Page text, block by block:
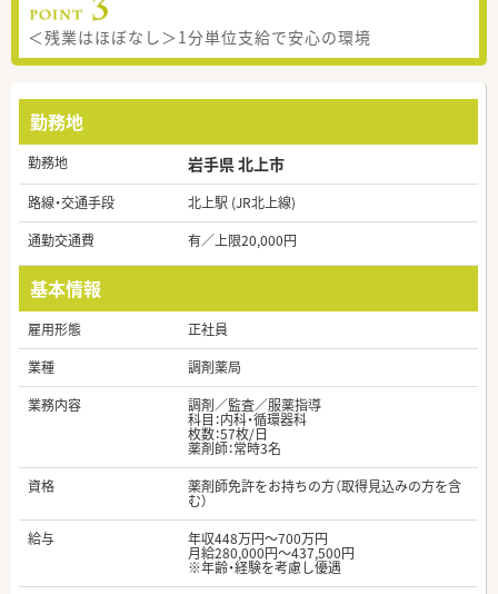
＜残業はほぼなし＞1分単位支給で安心の環境
勤務地
勤務地 岩手県 北上市
路線・交通手段
北上駅 (JR北上線)
通勤交通費
有／上限20,000円
基本情報
雇用形態
正社員
業種
調剤薬局
業務内容
調剤／監査／服薬指導
科目：内科・循環器科
枚数：57枚/日
薬剤師：常時3名
資格
薬剤師免許をお持ちの方（取得見込みの方を含
む）
給与
年収448万円～700万円
月給280,000円～437,500円
※年齢・経験を考慮し優遇